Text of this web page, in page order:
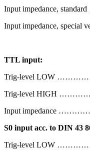
Input impedance,
Input impedance,
TTL input:
Trig-level LOW
Trig-level HIGH
Input impedance
S0 input acc. to DIN 43
Trig-level LOW